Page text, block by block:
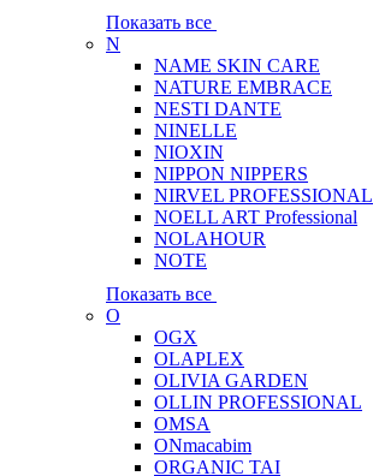
Показать все
N
NAME SKIN CARE
NATURE EMBRACE
NESTI DANTE
NINELLE
NIOXIN
NIPPON NIPPERS
NIRVEL PROFESSIONAL
NOELL ART Professional
NOLAHOUR
NOTE
Показать все
O
OGX
OLAPLEX
OLIVIA GARDEN
OLLIN PROFESSIONAL
OMSA
ONmacabim
ORGANIC TAI